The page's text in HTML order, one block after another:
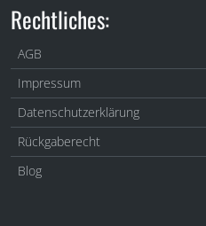
Rechtliches:
AGB
Impressum
Datenschutzerklärung
Rückgaberecht
Blog